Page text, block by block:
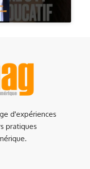
d'expériences
pratiques